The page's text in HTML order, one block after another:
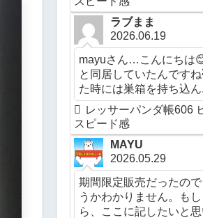
ラブまま
2026.06.19
mayuさん…こんにちは
と同居していたんです
た時には巣箱を持ち込ん
レッサーパンダ帳606
スピード感
MAYU
2026.05.29
期間限定販売だったの
うかわかりません。も
ら、ここに記したいと思